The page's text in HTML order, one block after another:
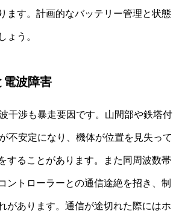
ます。計画的なバッテリー管理と状態
ょう。
電波障害
干渉も暴走要因です。山間部や鉄塔付
不安定になり、機体が位置を見失って
することがあります。また同周波数帯
ントローラーとの通信途絶を招き、制
があります。通信が途切れた際にはホ